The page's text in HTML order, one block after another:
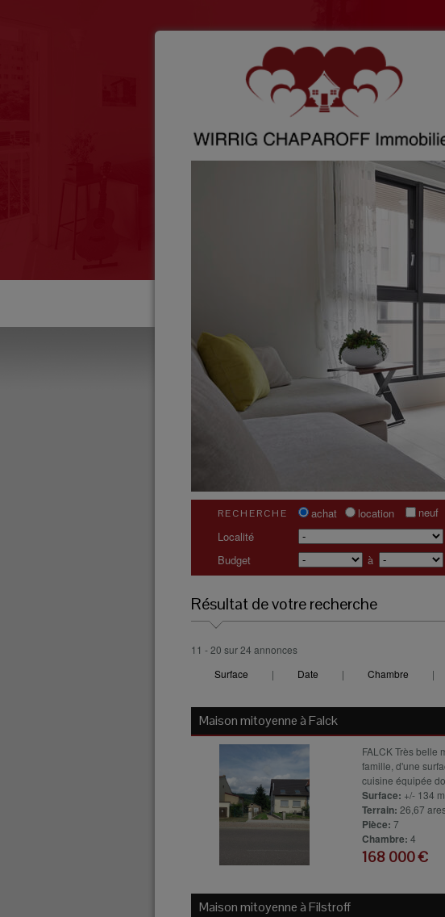
RECHERCHE achat location
neuf
Localité
Budget
à
Résultat de votre recherche
11 - 20 sur 24 annonces
Surface
| Date | Chambre |
Maison mitoyenne àFalck
FALCK Très belle
famille, d'une
cuisine équipée
Surface: +/- 134
Terrain: 26,67
Pièce: 7
Chambre: 4
168 000 €
Maison mitoyenne àFilstroff